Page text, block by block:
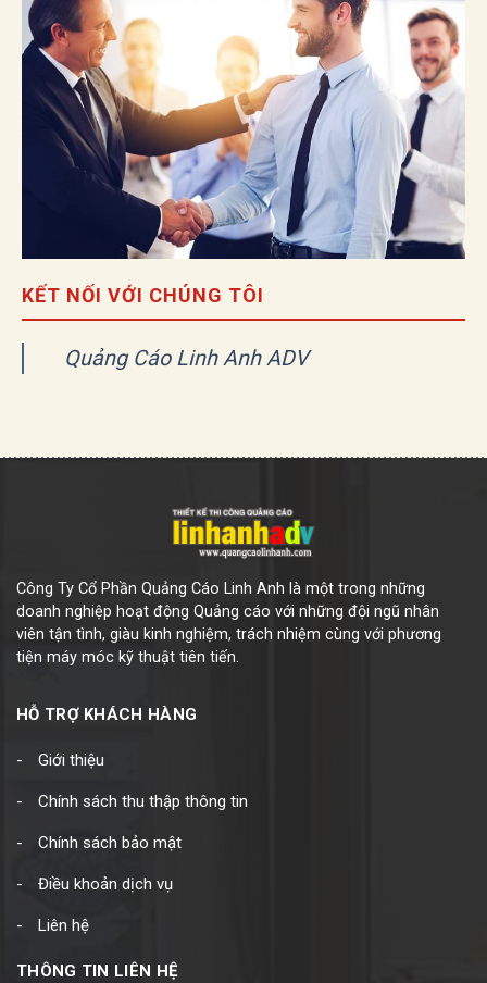
KẾT NỐI VỚI CHÚNG TÔI
Quảng Cáo Linh Anh ADV
Công Ty Cổ Phần Quảng Cáo Linh Anh là một trong những
doanh nghiệp hoạt động Quảng cáo với những đội ngũ nhân
viên tận tình, giàu kinh nghiệm, trách nhiệm cùng với phương
tiện máy móc kỹ thuật tiên tiến.
HỖ TRỢ KHÁCH HÀNG
Giới thiệu
Chính sách thu thập thông tin
Chính sách bảo mật
Điều khoản dịch vụ
Liên hệ
THÔNG TIN LIÊN HỆ